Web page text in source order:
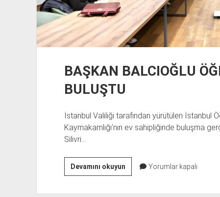
BAŞKAN BALCIOĞLU
BULUŞTU
İstanbul Valiliği tarafından yürütülen İstanbul
Kaymakamlığı’nın ev sahipliğinde buluşma
Silivri…
Devamını okuyunBAŞKAN
BALCIOĞLU
Yorumlar kapalı